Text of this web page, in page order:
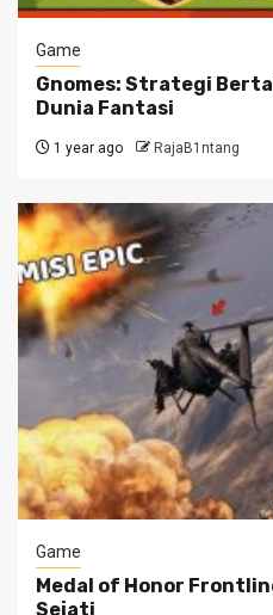
Game
Gnomes: Strategi
Dunia Fantasi
1 year ago RajaB1ntang
Game
Medal of Honor
Sejati